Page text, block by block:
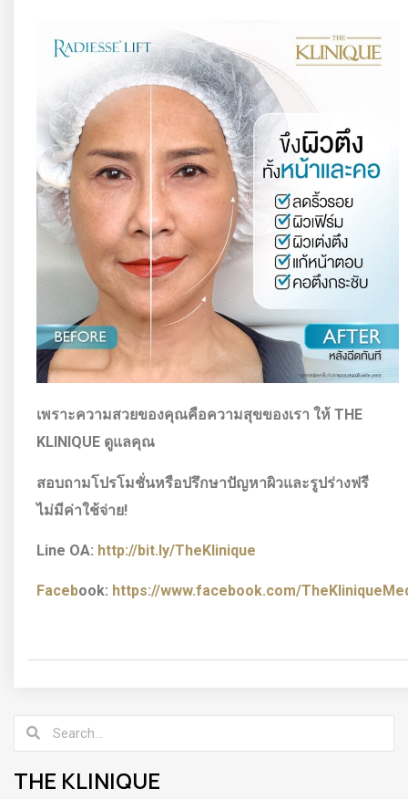
เพราะความสวยของคุณคือความสุขของเรา ให้ THE
KLINIQUE ดูแลคุณ
สอบถามโปรโมชั่นหรือปรึกษาปัญหาผิวและรูปร่างฟรี
ไม่มีค่าใช้จ่าย!
Line OA: http://bit.ly/TheKlinique
Facebook: https://www.facebook.com/
THE KLINIQUE